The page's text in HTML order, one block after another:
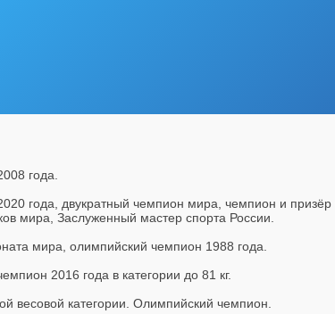
года.
года, двукратный чемпион мира, чемпион и
мира, Заслуженный мастер спорта России.
мира, олимпийский чемпион 1988 года.
2016 года в категории до 81 кг.
весовой категории. Олимпийский чемпион.